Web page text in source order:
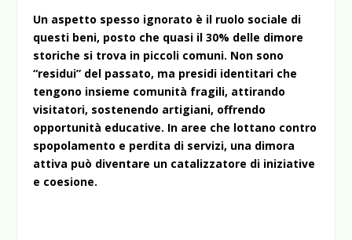
Un aspetto spesso ignorato è il ruolo sociale di
questi beni, posto che quasi il 30% delle dimore
storiche si trova in piccoli comuni. Non sono
“residui” del passato, ma presidi identitari che
tengono insieme comunità fragili, attirando
visitatori, sostenendo artigiani, offrendo
opportunità educative. In aree che lottano contro
spopolamento e perdita di servizi, una dimora
attiva può diventare un catalizzatore di iniziative
e coesione.